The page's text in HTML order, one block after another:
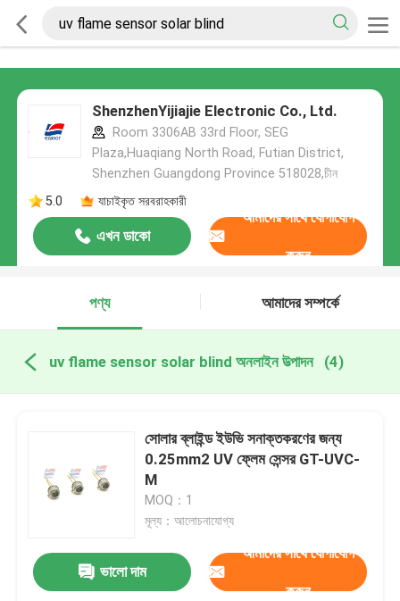
ShenzhenYijiajie Electronic Co., Ltd.
Room 3306AB 33rd Floor, SEG
Plaza,Huaqiang North Road, Futian District,
Shenzhen Guangdong Province 518028,চীন
5.0
যাচাইকৃত সরবরাহকারী
এখন ডাকো
আমাদের সাথে যোগাযোগ
করুন
পণ্য আমাদের সম্পর্কে
uv flame sensor solar blind অনলাইন উত্পাদন (4)
সোলার ব্লাইন্ড ইউভি সনাক্তকরণের জন্য
0.25mm2 UV ফ্লেম সেন্সর GT-UVC-
M
MOQ：1
মূল্য：আলোচনাযোগ্য
ভালো দাম
আমাদের সাথে যোগাযোগ
করুন